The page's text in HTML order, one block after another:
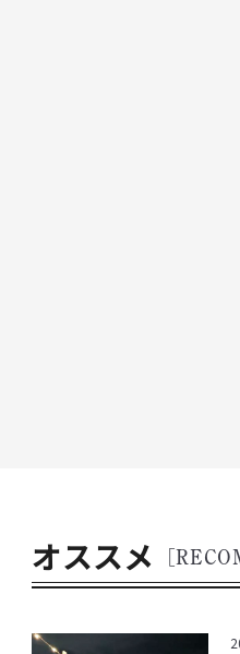
オススメ